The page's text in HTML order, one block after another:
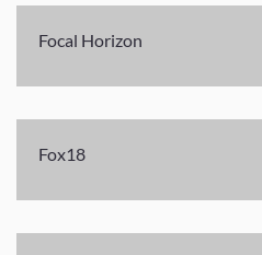
Focal Horizon
Fox18